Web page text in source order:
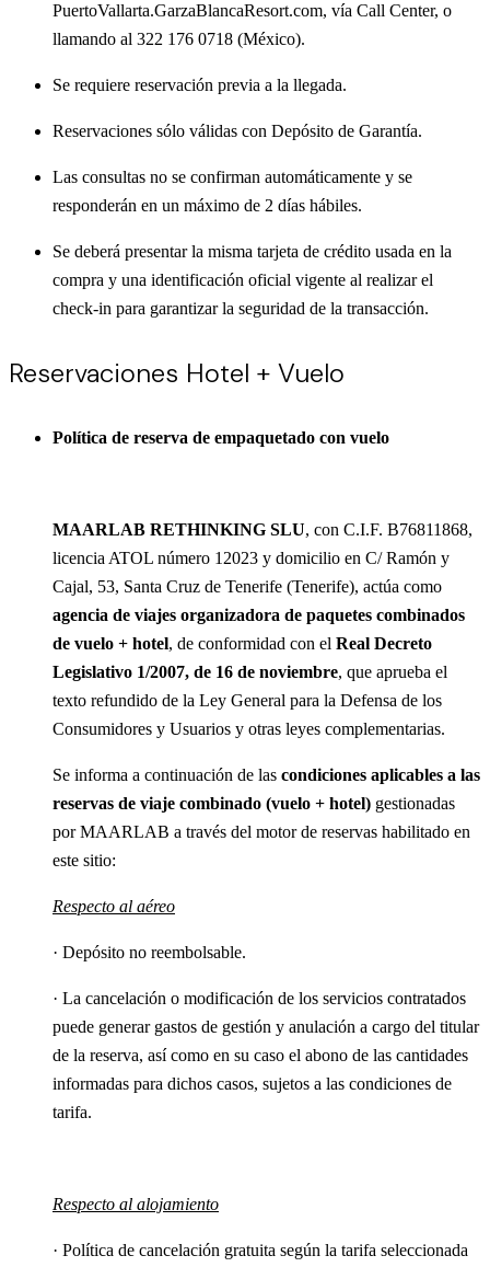
PuertoVallarta.GarzaBlancaResort.com, vía Call Center, o
llamando al 322 176 0718 (México).
Se requiere reservación previa a la llegada.
Reservaciones sólo válidas con Depósito de Garantía.
Las consultas no se confirman automáticamente y se
responderán en un máximo de 2 días hábiles.
Se deberá presentar la misma tarjeta de crédito usada en la
compra y una identificación oficial vigente al realizar el
check-in para garantizar la seguridad de la transacción.
Reservaciones Hotel + Vuelo
Política de reserva de empaquetado con vuelo
MAARLAB RETHINKING SLU, con C.I.F. B76811868,
licencia ATOL número 12023 y domicilio en C/ Ramón y
Cajal, 53, Santa Cruz de Tenerife (Tenerife), actúa como
agencia de viajes organizadora de paquetes combinados
de vuelo + hotel, de conformidad con el Real Decreto
Legislativo 1/2007, de 16 de noviembre, que aprueba el
texto refundido de la Ley General para la Defensa de los
Consumidores y Usuarios y otras leyes complementarias.
Se informa a continuación de las condiciones aplicables a las
reservas de viaje combinado (vuelo + hotel) gestionadas
por MAARLAB a través del motor de reservas habilitado en
este sitio:
Respecto al aéreo
· Depósito no reembolsable.
· La cancelación o modificación de los servicios contratados
puede generar gastos de gestión y anulación a cargo del titular
de la reserva, así como en su caso el abono de las cantidades
informadas para dichos casos, sujetos a las condiciones de
tarifa.
Respecto al alojamiento
· Política de cancelación gratuita según la tarifa seleccionada